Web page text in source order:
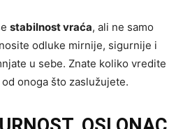
stabilnost vraća, ali ne samo
odluke mirnije, sigurnije i
u sebe. Znate koliko vredite
onoga što zaslužujete.